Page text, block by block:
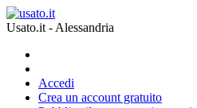
Usato.it - Alessandria
Accedi
Crea un account gratuito